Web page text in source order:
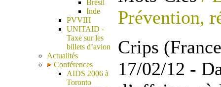
Brésil
Inde
PVVIH
UNITAID -
Taxe sur les
billets d’avion
Actualités
Conférences
AIDS 2006 à
Toronto
Prévention,
Crips
17/02/12 -